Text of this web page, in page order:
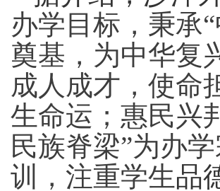
办学目标，秉承“
奠基，为中华复
成人成才， 使命
生命运； 惠民兴
民族脊梁”为办
训，注重学生品